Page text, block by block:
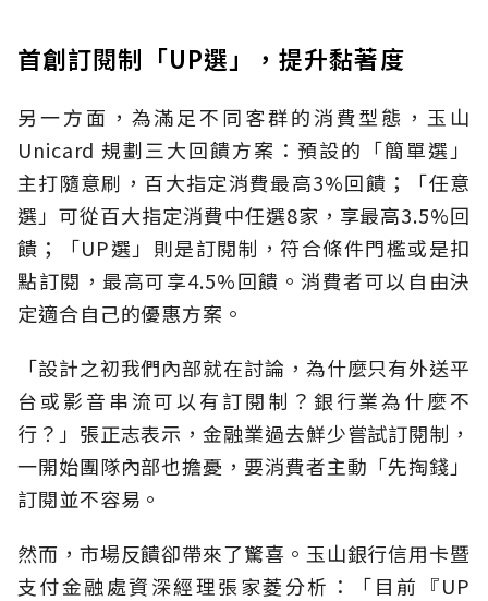
首創訂閱制「UP選」，提升黏著度
另一方面，為滿足不同客群的消費型態，玉山
Unicard 規劃三大回饋方案：預設的「簡單選」
主打隨意刷，百大指定消費最高3%回饋；「任意
選」可從百大指定消費中任選8家，享最高3.5%回
饋；「UP選」則是訂閱制，符合條件門檻或是扣
點訂閱，最高可享4.5%回饋。消費者可以自由決
定適合自己的優惠方案。
「設計之初我們內部就在討論，為什麼只有外送平
台或影音串流可以有訂閱制？銀行業為什麼不
行？」張正志表示，金融業過去鮮少嘗試訂閱制，
一開始團隊內部也擔憂，要消費者主動「先掏錢」
訂閱並不容易。
然而，市場反饋卻帶來了驚喜。玉山銀行信用卡暨
支付金融處資深經理張家菱分析：「目前『UP